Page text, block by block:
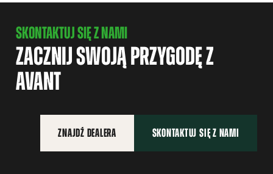
SKONTAKTUJ SIĘ Z NAMI
ZACZNIJ SWOJĄ PRZYGODĘ Z
AVANT
ZNAJDŹ DEALERA SKONTAKTUJ SIĘ Z NAMI